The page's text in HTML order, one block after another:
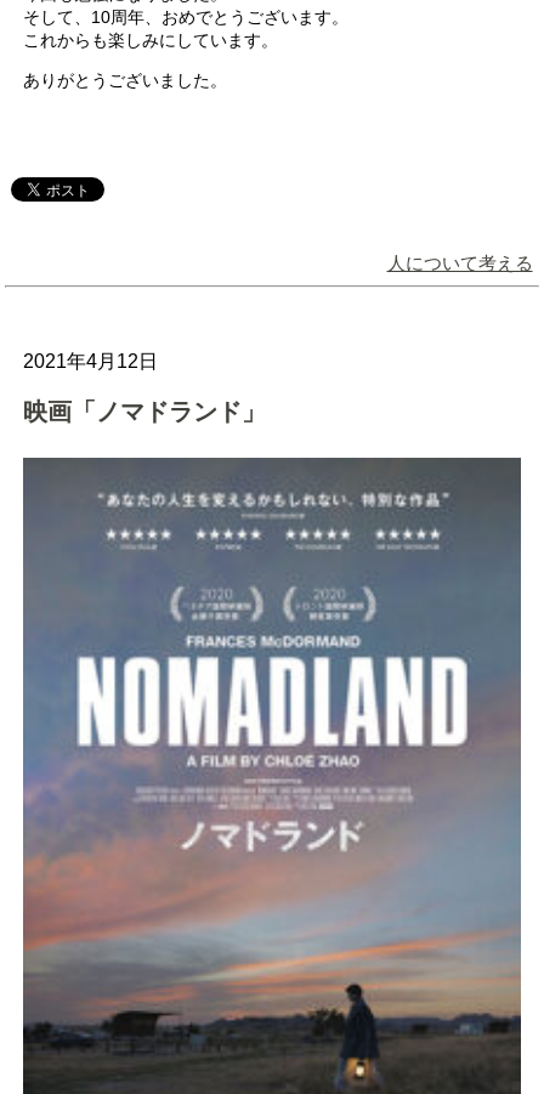
そして、10周年、おめでとうございます。
これからも楽しみにしています。
ありがとうございました。
人について考える
2021年4月12日
映画「ノマドランド」